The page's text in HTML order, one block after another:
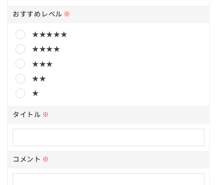
おすすめレベル ※
★★★★★
★★★★
★★★
★★
★
タイトル ※
コメント ※